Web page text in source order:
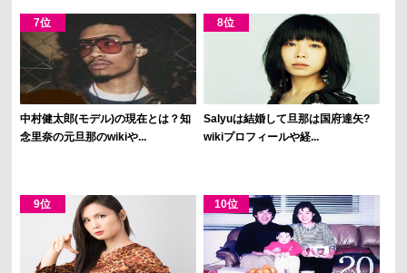
中村健太郎(モデル)の現在とは？知
念里奈の元旦那のwikiや...
Salyuは結婚して旦那は国府達矢?
wikiプロフィールや経...